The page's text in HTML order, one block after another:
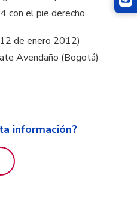
con el pie derecho.
de enero 2012)
Avendaño (Bogotá)
información?